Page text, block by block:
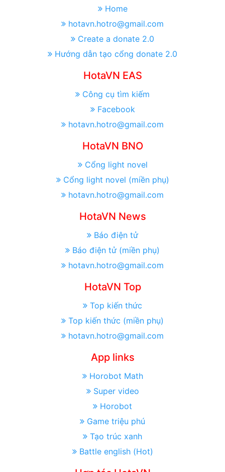
Home
hotavn.hotro@gmail.com
Create a donate 2.0
Hướng dẫn tạo cổng donate 2.0
HotaVN EAS
Công cụ tìm kiếm
Facebook
hotavn.hotro@gmail.com
HotaVN BNO
Cổng light novel
Cổng light novel (miền phụ)
hotavn.hotro@gmail.com
HotaVN News
Báo điện tử
Báo điện tử (miền phụ)
hotavn.hotro@gmail.com
HotaVN Top
Top kiến thức
Top kiến thức (miền phụ)
hotavn.hotro@gmail.com
App links
Horobot Math
Super video
Horobot
Game triệu phú
Tạo trúc xanh
Battle english (Hot)